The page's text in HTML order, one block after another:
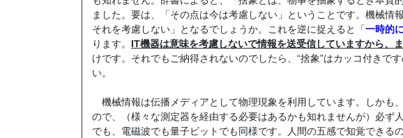
ました。要は、「その点は今は考慮しない」ということです。機械情
それを考慮しない」となるでしょうか。これを逆に捉えると「一時的
ります。 IT機器は意味を考慮しないで情報を送受信していますから、
けです。それでもご納得されないのでしたら、“捨象”はカッコ付きで
い。
機械情報は伝播メディアとして物理現象を利用しています。しかも
ので、（様々な測定器を経由する必要はあるかも知れませんが）必ず
でも、電磁波でも量子ビットでも同様です。人間の五感で知覚できる